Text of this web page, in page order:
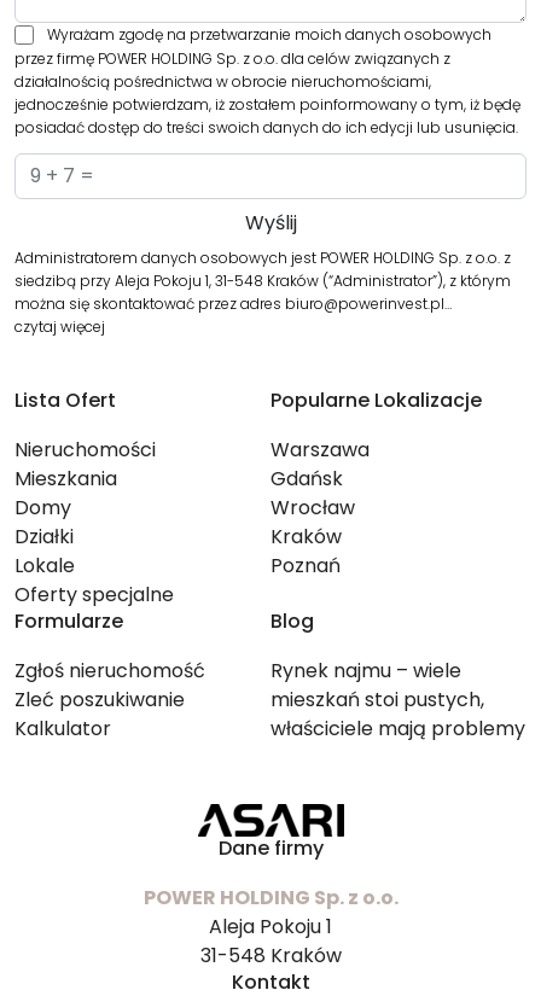
Wyrażam zgodę na przetwarzanie moich danych osobowych
przez firmę POWER HOLDING Sp. z o.o. dla celów związanych z
działalnością pośrednictwa w obrocie nieruchomościami,
jednocześnie potwierdzam, iż zostałem poinformowany o tym, iż będę
posiadać dostęp do treści swoich danych do ich edycji lub usunięcia.
Administratorem danych osobowych jest POWER HOLDING Sp. z o.o. z
siedzibą przy Aleja Pokoju 1, 31-548 Kraków (“Administrator”), z którym
można się skontaktować przez adres biuro@powerinvest.pl…
czytaj więcej
Lista Ofert
Nieruchomości
Mieszkania
Domy
Działki
Lokale
Oferty specjalne
Popularne Lokalizacje
Warszawa
Gdańsk
Wrocław
Kraków
Poznań
Formularze
Zgłoś nieruchomość
Zleć poszukiwanie
Kalkulator
Blog
Rynek najmu – wiele
mieszkań stoi pustych,
właściciele mają problemy
Dane firmy
POWER HOLDING Sp. z o.o.
Aleja Pokoju 1
31-548 Kraków
Kontakt